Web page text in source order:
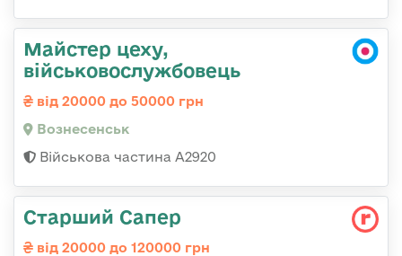
Майстер цеху,
військовослужбовець
від 20000 до 50000 грн
Вознесенськ
Військова частина А2920
Старший Сапер
від 20000 до 120000 грн